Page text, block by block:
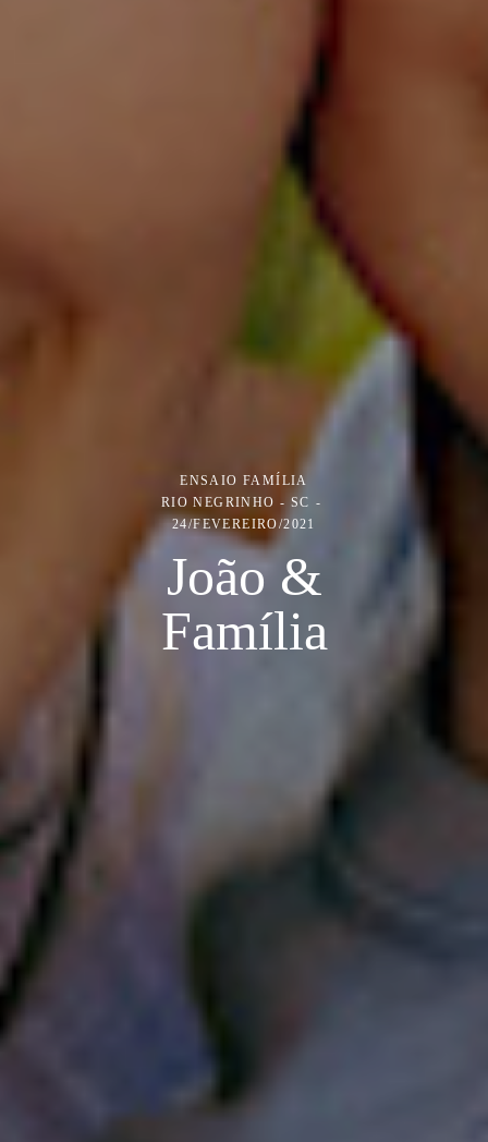
ENSAIO FAMÍLIA
RIO NEGRINHO - SC
24/FEVEREIRO/2021
João &
Família